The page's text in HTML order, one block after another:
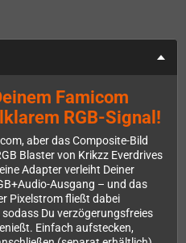
Famicom
RGB-Signal!
aber das Composite-Bild
Blaster von Krikzz Everdrives
Adapter verleiht Deiner
Ausgang – und das
Pixelstrom fließt dabei
Du verzögerungsfreies
Einfach aufstecken,